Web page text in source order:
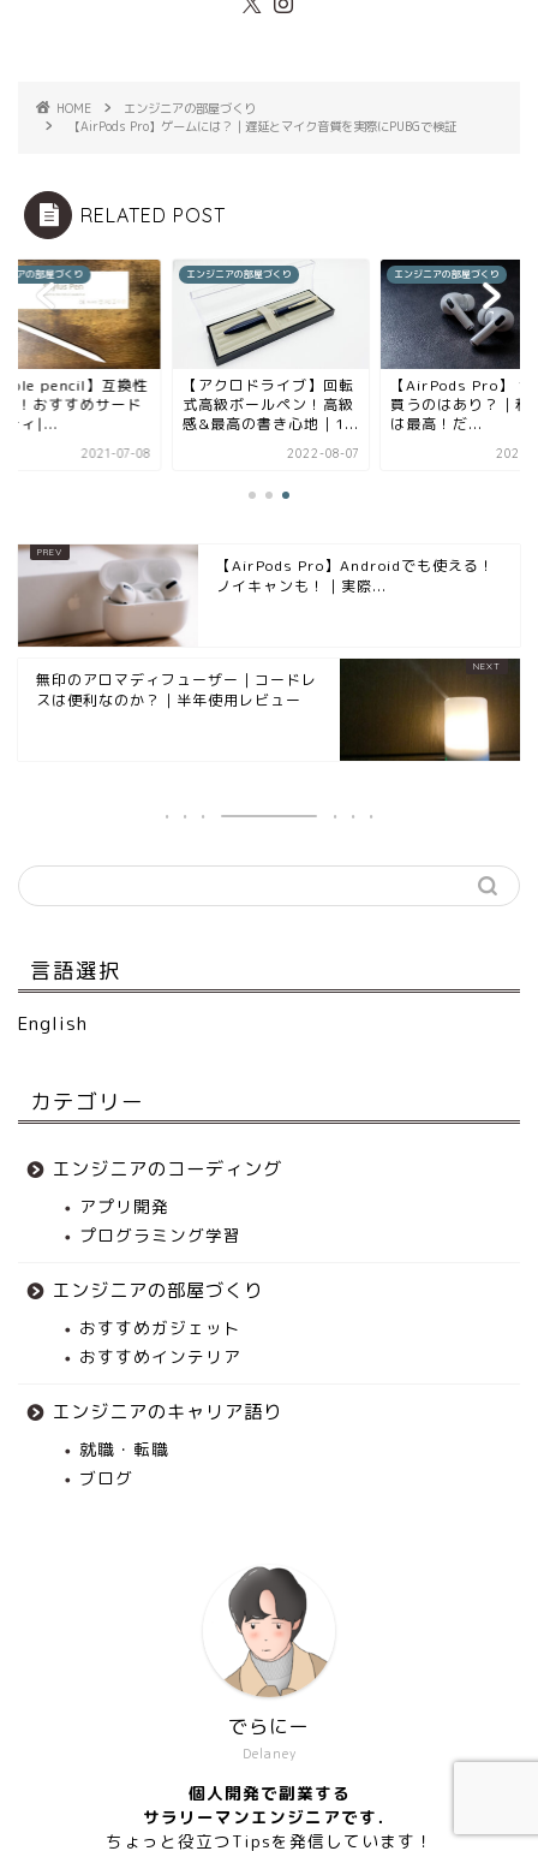
HOME
エンジニアの部屋づくり
【AirPods Pro】ゲームには？｜遅延とマイク音質を実際にPUBGで検証
RELATED POST
ニアの部屋づくり
pencil】互換性
！おすすめサード
ティ|...
2021-07-08
エンジニアの部屋づくり
【アクロドライブ】回転
式高級ボールペン！高級
感&最高の書き心地｜1...
2022-08-07
エンジニアの部屋づくり
【AirPods Pro】 今
買うのはあり？｜利
は最高！だ...
2021-
【AirPods Pro】Androidでも使える！
ノイキャンも！｜実際...
無印のアロマディフューザー｜コードレ
スは便利なのか？｜半年使用レビュー
言語選択
English
カテゴリー
エンジニアのコーディング
アプリ開発
プログラミング学習
エンジニアの部屋づくり
おすすめガジェット
おすすめインテリア
エンジニアのキャリア語り
就職・転職
ブログ
Delaney
でらにー
個人開発で副業する
サラリーマンエンジニアです．
ちょっと役立つTipsを発信しています！